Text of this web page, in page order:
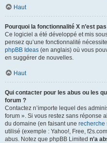
Haut
Pourquoi la fonctionnalité X n’est
Ce logiciel a été développé et mis
pensez qu’une fonctionnalité
phpBB Ideas (en anglais) où vous
en suggérer de nouvelles.
Haut
Qui contacter pour les abus ou les
forum ?
Contactez n’importe lequel des
forum ». Si vous restez sans réponse
du domaine (en faisant une recherche
utilisé (exemple : Yahoo!, Free,
abus. Notez que phpBB Limited n’a